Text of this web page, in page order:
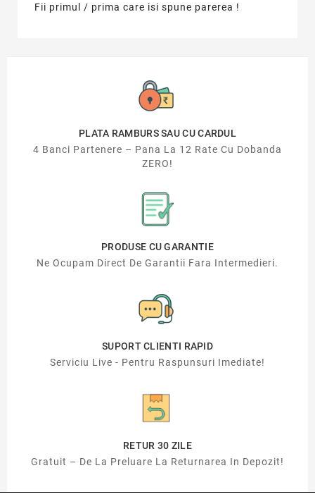
Fii primul / prima care isi spune parerea !
PLATA RAMBURS SAU CU CARDUL
4 Banci Partenere – Pana La 12 Rate Cu Dobanda
ZERO!
PRODUSE CU GARANTIE
Ne Ocupam Direct De Garantii Fara Intermedieri.
SUPORT CLIENTI RAPID
Serviciu Live - Pentru Raspunsuri Imediate!
RETUR 30 ZILE
Gratuit – De La Preluare La Returnarea In Depozit!